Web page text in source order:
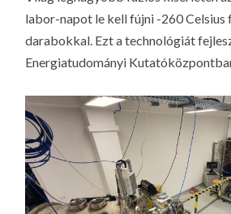
labor-napot le kell fújni -260 Celsius
darabokkal. Ezt a technológiát
Energiatudományi